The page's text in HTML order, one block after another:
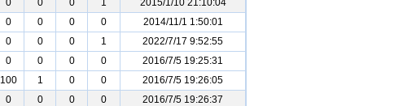
0 0 0 1
2015/1/10 21:10:04
0 0 0 0
2014/11/1 1:50:01
0 0 0 1
2022/7/17 9:52:55
0 0 0 0
2016/7/5 19:25:31
100 1 0 0
2016/7/5 19:26:05
0 0 0 0
2016/7/5 19:26:37